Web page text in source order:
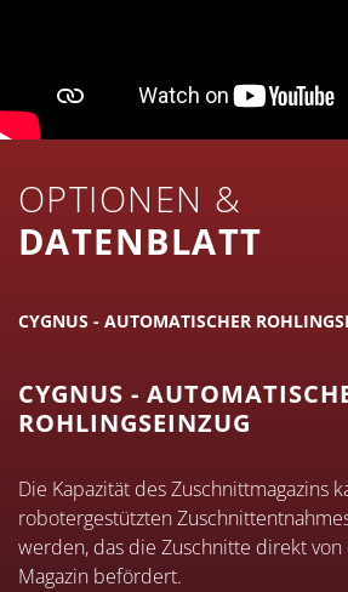
OPTIONEN &
DATENBLATT
CYGNUS - AUTOMATISCHER
CYGNUS -
ROHLINGSEINZUG
Die Kapazität des Zuschnittmagazins
robotergestützten
werden, das die Zuschnitte direkt
Magazin befördert.